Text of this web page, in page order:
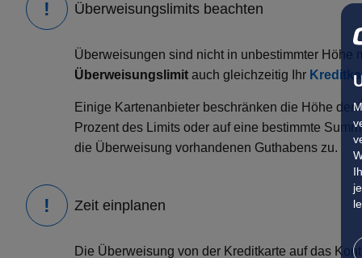
Überweisungslimits beachten
Überweisungen sind nicht in unbestimmter Höhe
Überweisungslimit auch gleichzeitig Ihr
Einige Kartenanbieter beschränken die Höhe der
Prozent des Limits oder auf eine bestimmte
die Überweisung vorhandenen Guthabens zu.
Zeit einplanen
Die Überweisung von der Kreditkarte auf das